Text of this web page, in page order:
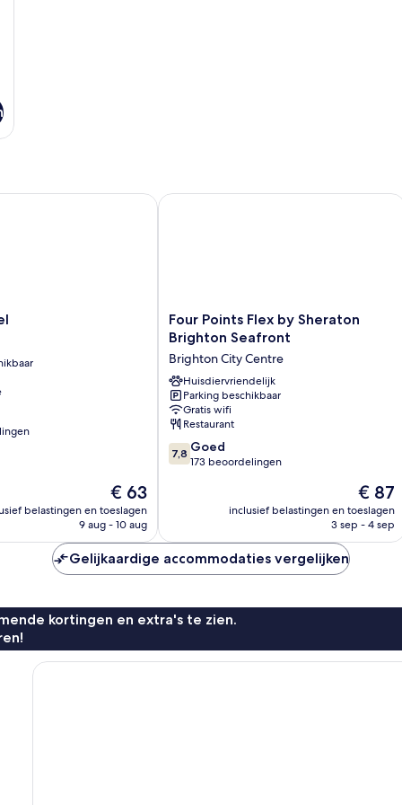
De
prijs
is
€ 63
belastingen en toeslagen
9 aug - 10 aug
Four
Points
Flex
by
Sheraton
Brighton
Seafront
Brighton
City
Centre
Four Points Flex by Sheraton
Brighton Seafront
Brighton City Centre
Huisdiervriendelijk
Parking beschikbaar
Gratis wifi
Restaurant
7.8
van
7,8 Goed
173 beoordelingen
De
prijs
is
€ 87
inclusief belastingen en toeslagen
3 sep - 4 sep
Four Points Flex by Sheraton Brighton
Gelijkaardige accommodaties vergelijken
kortingen en extra's te zien.